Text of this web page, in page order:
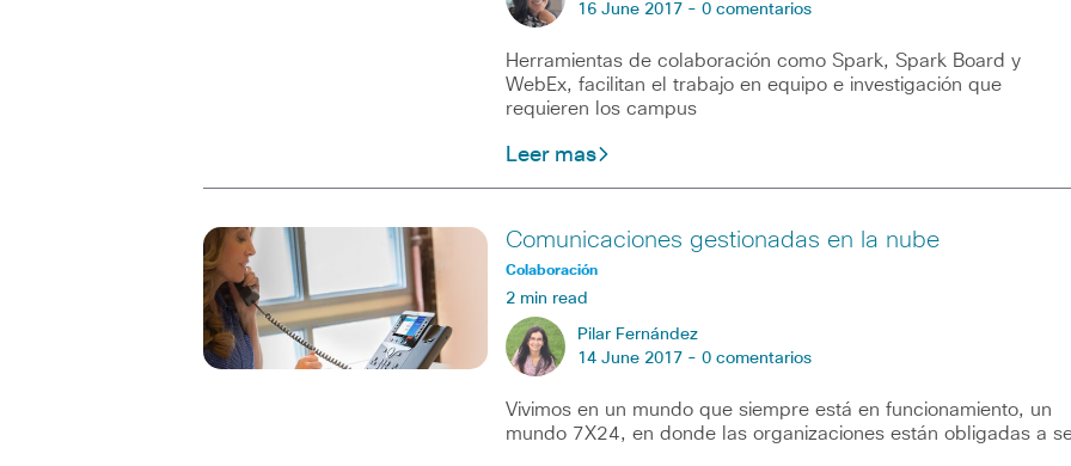
16 June 2017 - 0 comentarios
Herramientas de colaboración como Spark, Spark Board y
WebEx, facilitan el trabajo en equipo e investigación que
requieren los campus
Leer mas
Comunicaciones gestionadas en la nube
Colaboración
2 min read
Pilar Fernández
14 June 2017 - 0 comentarios
Vivimos en un mundo que siempre está en funcionamiento, un
mundo 7X24, en donde las organizaciones están obligadas a